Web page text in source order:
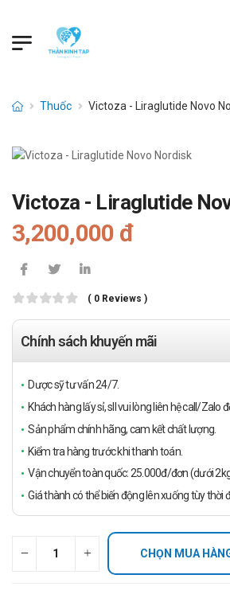
Thuốc Victoza - Liraglutide Novo
Victoza - Liraglutide
3,200,000 đ
( 0 Reviews )
Chính sách khuyến mãi
Dược sỹ tư vấn 24/7.
Khách hàng lấy sỉ, sll vui lòng liên hệ call/Zalo
Sản phẩm chính hãng, cam kết chất lượng.
Kiểm tra hàng trước khi thanh toán.
Vận chuyển toàn quốc: 25.000đ/đơn (dưới
Giá thành có thể biến động lên xuống tùy thời
CHỌN MUA